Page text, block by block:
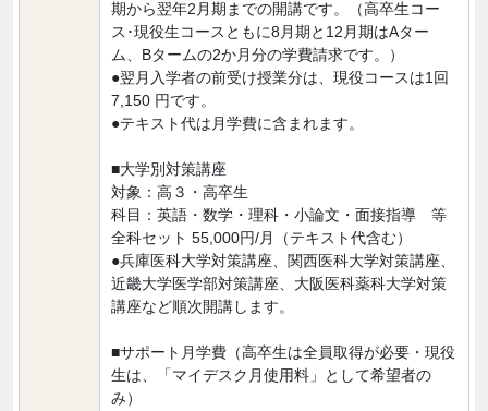
期から翌年2月期までの開講です。（高卒生コー
ス･現役生コースともに8月期と12月期はAター
ム、Bタームの2か月分の学費請求です。）
●翌月入学者の前受け授業分は、現役コースは1回
7,150 円です。
●テキスト代は月学費に含まれます。
■大学別対策講座
対象：高３・高卒生
科目：英語・数学・理科・小論文・面接指導 等
全科セット 55,000円/月（テキスト代含む）
●兵庫医科大学対策講座、関西医科大学対策講座、
近畿大学医学部対策講座、大阪医科薬科大学対策
講座など順次開講します。
■サポート月学費（高卒生は全員取得が必要・現役
生は、「マイデスク月使用料」として希望者の
み）